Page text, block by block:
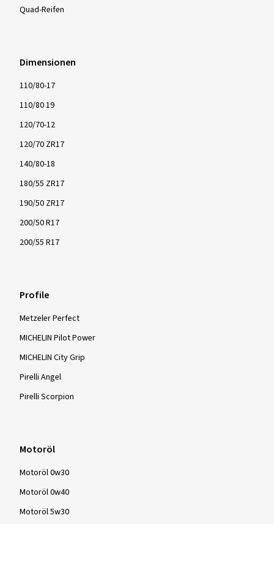
Quad-Reifen
Dimensionen
110/80-17
110/80 19
120/70-12
120/70 ZR17
140/80-18
180/55 ZR17
190/50 ZR17
200/50 R17
200/55 R17
Profile
Metzeler Perfect
MICHELIN Pilot Power
MICHELIN City Grip
Pirelli Angel
Pirelli Scorpion
Motoröl
Motoröl 0w30
Motoröl 0w40
Motoröl 5w30